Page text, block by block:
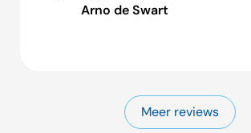
Arno de Swart
Meer reviews